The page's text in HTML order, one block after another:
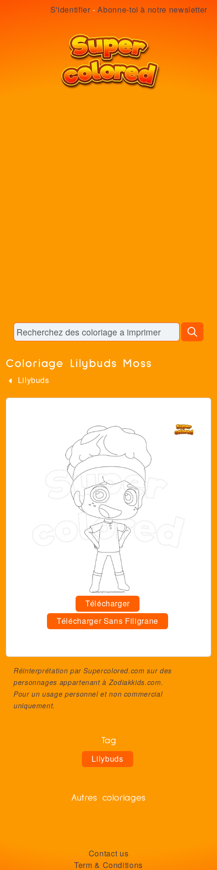
S'identifier -Abonne-toi à notre newsletter
Coloriage Lilybuds Moss
Lilybuds
Télécharger
Télécharger Sans Filigrane
Réinterprétation par Supercolored.com sur des
personnages appartenant àZodiakkids.com.
Pour un usage personnel et non commercial
uniquement.
Tag
Lilybuds
Autres coloriages
Contact us
Term & Conditions